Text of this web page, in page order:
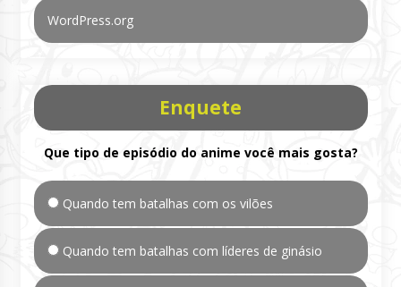
WordPress.org
Enquete
Que tipo de episódio do anime você mais gosta?
Quando tem batalhas com os vilões
Quando tem batalhas com líderes de ginásio